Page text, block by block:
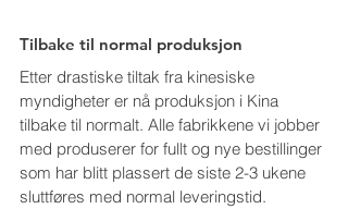
Tilbake til normal produksjon
Etter drastiske tiltak fra kinesiske
myndigheter er nå produksjon i Kina
tilbake til normalt. Alle fabrikkene vi jobber
med produserer for fullt og nye bestillinger
som har blitt plassert de siste 2-3 ukene
sluttføres med normal leveringstid.